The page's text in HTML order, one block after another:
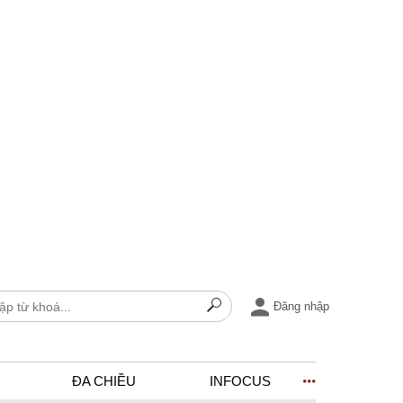
Đăng nhập
ĐA CHIỀU INFOCUS